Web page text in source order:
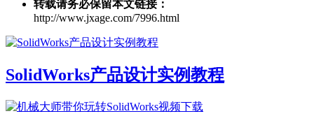
转载请务必保留本文链接：
http://www.jxage.com/7996.html
SolidWorks产品设计实例教程